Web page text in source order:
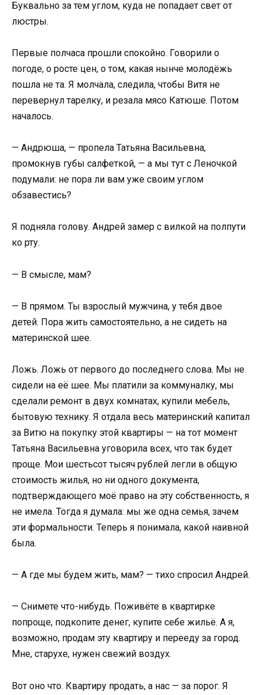
Буквально за тем углом, куда не попадает свет от
люстры.
Первые полчаса прошли спокойно. Говорили о
погоде, о росте цен, о том, какая нынче молодёжь
пошла не та. Я молчала, следила, чтобы Витя не
перевернул тарелку, и резала мясо Катюше. Потом
началось.
— Андрюша, — пропела Татьяна Васильевна,
промокнув губы салфеткой, — а мы тут с Леночкой
подумали: не пора ли вам уже своим углом
обзавестись?
Я подняла голову. Андрей замер с вилкой на полпути
ко рту.
— В смысле, мам?
— В прямом. Ты взрослый мужчина, у тебя двое
детей. Пора жить самостоятельно, а не сидеть на
материнской шее.
Ложь. Ложь от первого до последнего слова. Мы не
сидели на её шее. Мы платили за коммуналку, мы
сделали ремонт в двух комнатах, купили мебель,
бытовую технику. Я отдала весь материнский капитал
за Витю на покупку этой квартиры — на тот момент
Татьяна Васильевна уговорила всех, что так будет
проще. Мои шестьсот тысяч рублей легли в общую
стоимость жилья, но ни одного документа,
подтверждающего моё право на эту собственность, я
не имела. Тогда я думала: мы же одна семья, зачем
эти формальности. Теперь я понимала, какой наивной
была.
— А где мы будем жить, мам? — тихо спросил Андрей.
— Снимете что-нибудь. Поживёте в квартирке
попроще, подкопите денег, купите себе жильё. А я,
возможно, продам эту квартиру и перееду за город.
Мне, старухе, нужен свежий воздух.
Вот оно что. Квартиру продать, а нас — за порог. Я